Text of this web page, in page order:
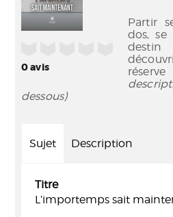
0avis
Partir
dos, se
dessous)
Sujet Description
Titre
L’importemps sait